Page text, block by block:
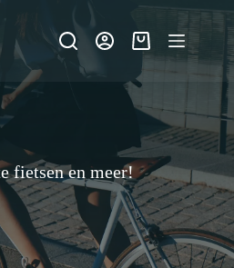
Winkelwagen
fietsen en meer!